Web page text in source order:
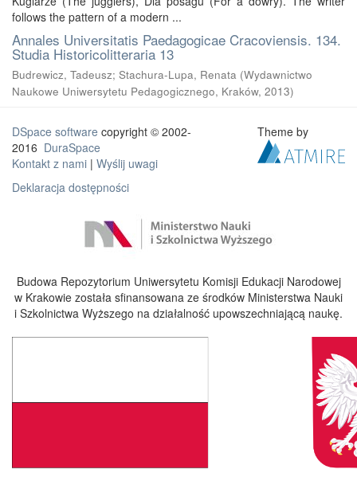
follows the pattern of a modern ...
Annales Universitatis Paedagogicae Cracoviensis. 134.
Studia Historicolitteraria 13
Budrewicz, Tadeusz; Stachura-Lupa, Renata (Wydawnictwo
Naukowe Uniwersytetu Pedagogicznego, Kraków, 2013)
DSpace software copyright © 2002-
2016 DuraSpace
Kontakt z nami | Wyślij uwagi
Deklaracja dostępności
Theme by
Budowa Repozytorium Uniwersytetu Komisji Edukacji Narodowej
w Krakowie została sfinansowana ze środków Ministerstwa Nauki
i Szkolnictwa Wyższego na działalność upowszechniającą naukę.